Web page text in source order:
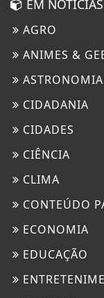
EM NOTÍCIAS
AGRO
ANIMES &
ASTRONOMIA
CIDADANIA
CIDADES
CIÊNCIA
CLIMA
CONTEÚDO
ECONOMIA
EDUCAÇÃO